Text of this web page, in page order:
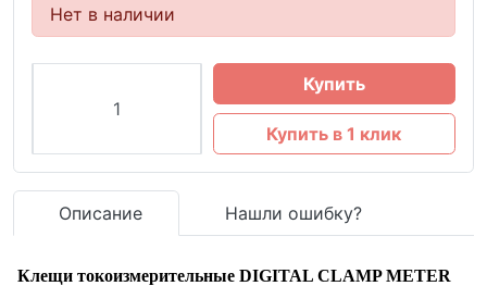
Нет в наличии
Купить
Купить в 1 клик
Описание Нашли ошибку?
Клещи токоизмерительные DIGITAL CLAMP METER